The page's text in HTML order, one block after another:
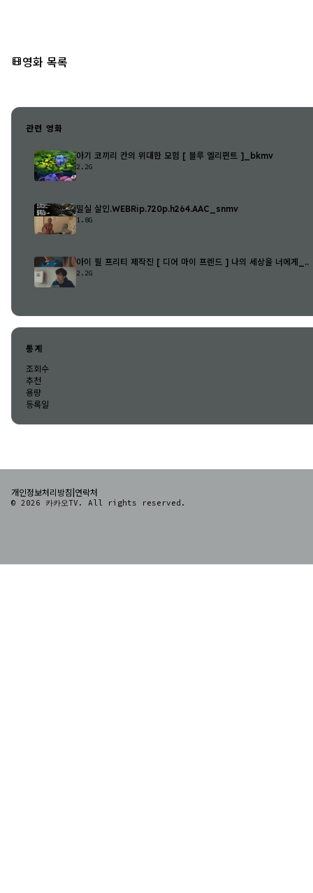
영화 목록
관련 영화
아기 코끼리 칸의 위대한 모험 [ 블루 엘리펀트 ]_bkmv
2.2G
밀실 살인.WEBRip.720p.h264.AAC_snmv
1.8G
아이 필 프리티 제작진 [ 디어 마이 프렌드 ] 나의 세상을 너에게_..
2.2G
통계
조회수
추천
용량
등록일
개인정보처리방침 연락처
© 2026 카카오TV. All rights reserved.